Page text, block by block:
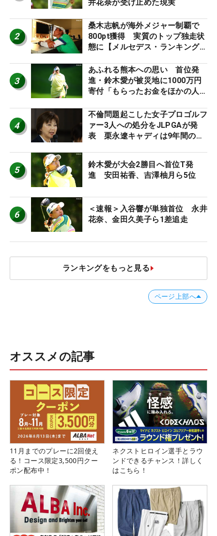
井花奈が受け止めた現実
2
桑木志帆が海外メジャー制覇で
800pt獲得 実質のトップ独走状
態に【メルセデス・ランキング番
3
あふれる熊本への思い 首位発
進・鈴木愛が被災地に1000万円
寄付「もらったお金をほかの人
4
不倫問題起こした女子プロゴルフ
ァー3人への処分をJLPGAが発
表 栗永遼キャディは9年間の立
5
鈴木愛が大会2勝目へ首位T発
進 安田祐香、吉澤柚月ら5位
6
＜速報＞入谷響が単独首位 永井
花奈、金田久美子ら1差追走
ランキングをもっと見る
ページ上部へ
オススメの記事
11月までのプレーに2回使え
る！コース限定3,500円クー
ポン配布中！
ネクストヒロイン選手とラウ
ンドできるチャンス！詳しく
はこちら！